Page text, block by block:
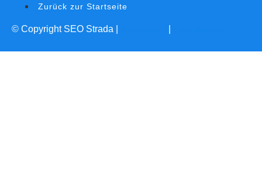
Zurück zur Startseite
© Copyright SEO Strada |